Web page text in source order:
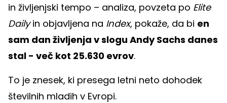
in življenjski tempo – analiza, povzeta po Elite
Dailyin objavljena na Index, pokaže, da bi en
sam dan življenja v slogu Andy Sachs danes
stal - več kot 25.630 evrov.
To je znesek, ki presega letni neto dohodek
številnih mladih v Evropi.